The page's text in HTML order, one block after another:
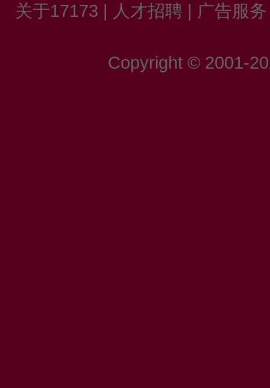
关于17173 | 人才招聘 | 广告服务
Copyright © 2001-